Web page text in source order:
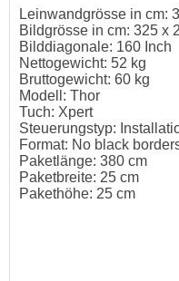
Leinwandgrösse in cm:
Bildgrösse in cm: 325 x
Bilddiagonale: 160 Inch
Nettogewicht: 52 kg
Bruttogewicht: 60 kg
Modell: Thor
Tuch: Xpert
Steuerungstyp:
Format: No black
Paketlänge: 380 cm
Paketbreite: 25 cm
Pakethöhe: 25 cm